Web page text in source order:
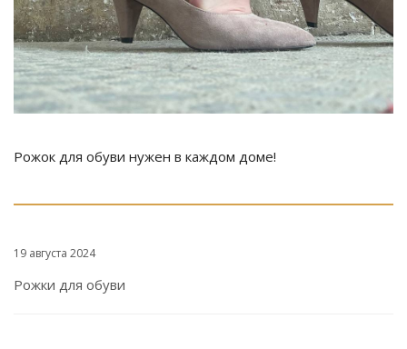
Рожок для обуви нужен в каждом доме!
19 августа 2024
Рожки для обуви